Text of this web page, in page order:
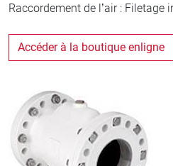
Raccordement de l’air : Filetage
Accéder à la boutique enligne